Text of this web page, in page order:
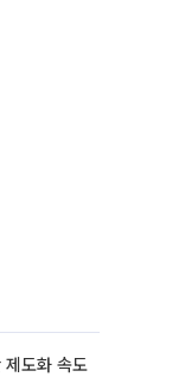
도화 속도